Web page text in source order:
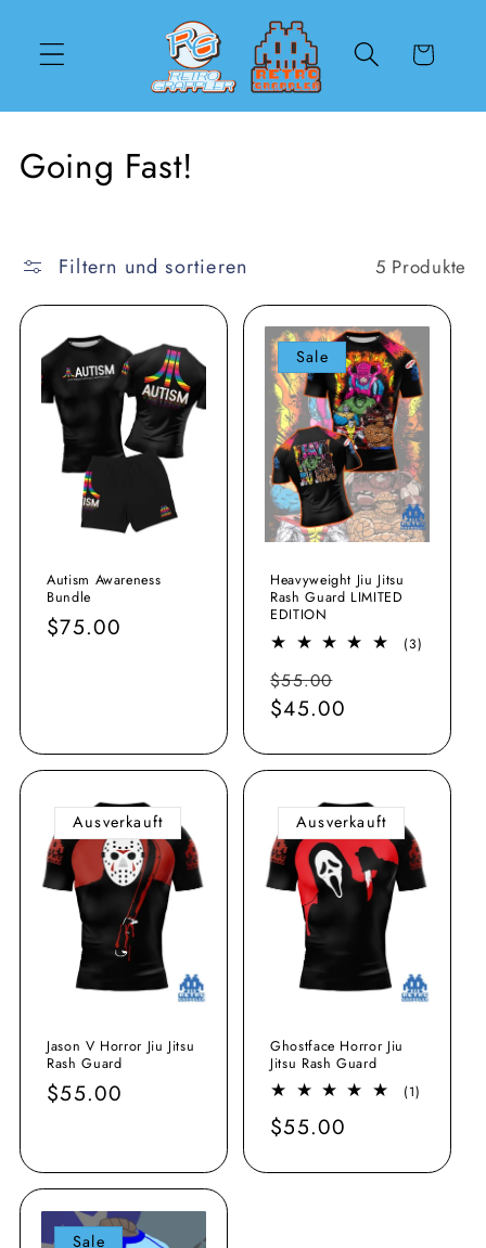
Inhalt
Warenkorb
K
t
e
g
Going Fast!
Filtern und sortieren 5 Produkte
Autism Awareness
Bundle
Normaler
$75.00
Sale
Heavyweight Jiu Jitsu
Rash Guard LIMITED
EDITION
(3)
Normaler
Preis
$55.00
$45.00
Ausverkauft
Jason V Horror Jiu Jitsu
Rash Guard
Normaler
$55.00
Ausverkauft
Ghostface Horror Jiu
Jitsu Rash Guard
(1)
Normaler
$55.00
Sale